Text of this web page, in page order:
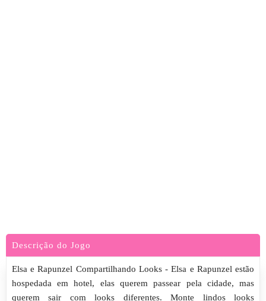
Descrição do Jogo
Elsa e Rapunzel Compartilhando Looks - Elsa e Rapunzel estão
hospedada em hotel, elas querem passear pela cidade, mas
querem sair com looks diferentes. Monte lindos looks